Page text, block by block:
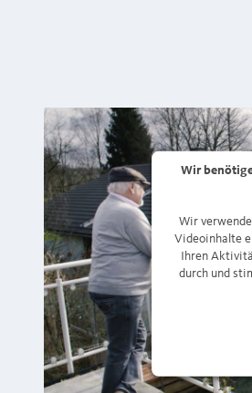
Wir
Wir
Videoinhalte
Ihren
durch und